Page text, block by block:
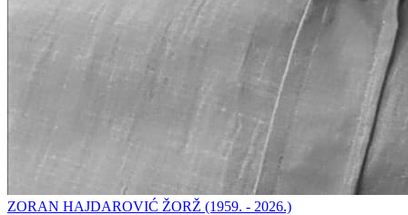
ZORAN HAJDAROVIĆ ŽORŽ (1959. - 2026.)